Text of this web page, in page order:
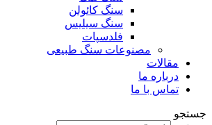
سنگ کائولن
سنگ سیلیس
فلدسپات
مصنوعات سنگ طبیعی
مقالات
درباره ما
تماس با ما
جستجو